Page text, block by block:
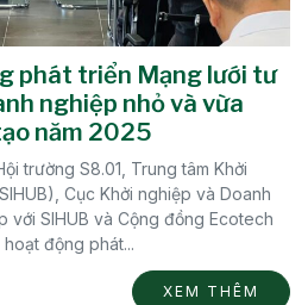
phát triển Mạng lưới tư
nghiệp nhỏ và vừa
năm 2025
trường S8.01, Trung tâm Khởi
Cục Khởi nghiệp và Doanh
với SIHUB và Cộng đồng Ecotech
động phát...
XEM THÊM